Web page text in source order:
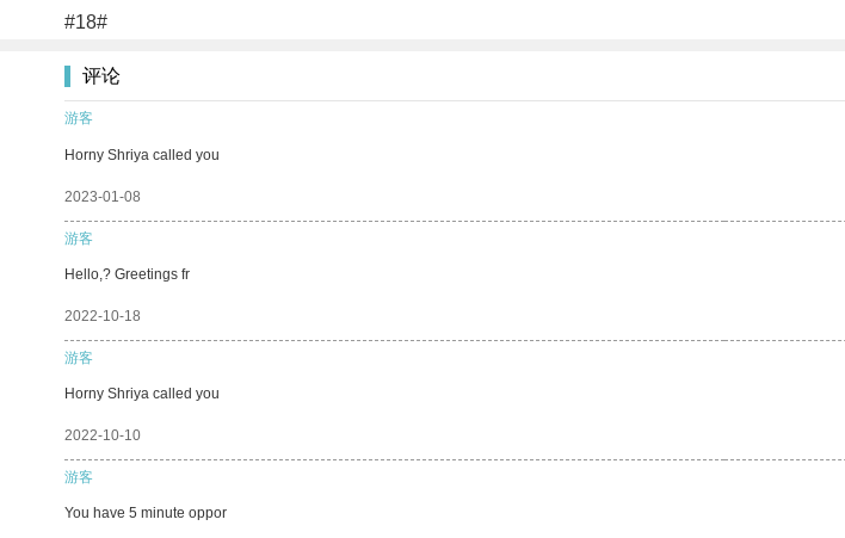
#18#
评论
游客
Horny Shriya called you
2023-01-08
游客
Hello,? Greetings fr
2022-10-18
游客
Horny Shriya called you
2022-10-10
游客
You have 5 minute oppor